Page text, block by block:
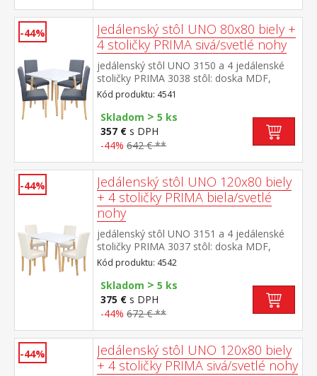
74 cm rozmer stoličky (š/h/v) 45 × 55 × 90
cm
-44%
Jedálenský stôl UNO 80x80 biely +
4 stoličky PRIMA sivá/svetlé nohy
jedálenský stôl UNO 3150 a 4 jedálenské
stoličky PRIMA 3038 stôl: doska MDF,
farebné prevedenie biela kovová
konštrukcia, farebné prevedenie
biela okrúhle nohy, materiál masív
buk stolička: textilný poťah,
farebné prevedenie sivá nohy masív číry lak,
80 × 74 cm rozmer stoličky (š/h/v) 45 × 55 ×
90 cm
Kód produktu: 4541
Skladom > 5 ks
357 € s DPH
-44% 642 € **
-44%
Jedálenský stôl UNO 120x80 biely
+ 4 stoličky PRIMA biela/svetlé
nohy
jedálenský stôl UNO 3151 a 4 jedálenské
stoličky PRIMA 3037 stôl: doska MDF,
farebné prevedenie biela kovová
konštrukcia, farebné prevedenie
biela okrúhle nohy, materiál masív
buk stolička: poťah koža – imitácia, farebné
prevedenie biela nohy masív číry lak, výška
74 cm rozmer stoličky (š/h/v) 45 × 55 × 90
cm
Kód produktu: 4542
Skladom > 5 ks
375 € s DPH
-44% 672 € **
-44%
Jedálenský stôl UNO 120x80 biely
+ 4 stoličky PRIMA sivá/svetlé nohy